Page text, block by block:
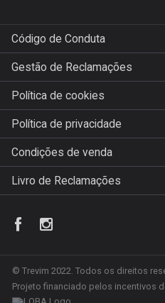
Código de Conduta
Gestão de Reclamações
Política de cookies
Política de privacidade
Condições de venda
Livro de Reclamações
© Trevim 2022. Todos os direitos
Projeto financiado pelos incentivos